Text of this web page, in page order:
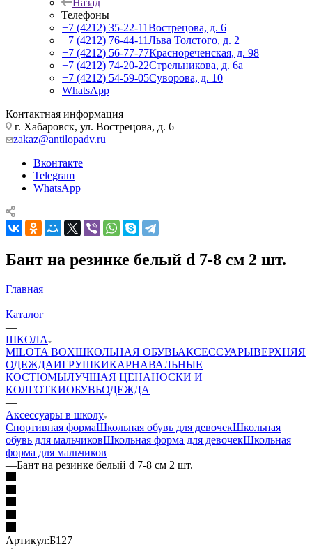
Назад
Телефоны
+7 (4212) 35-22-11Вострецова, д. 6
+7 (4212) 76-44-11Льва Толстого, д. 2
+7 (4212) 56-77-77Краснореченская, д. 98
+7 (4212) 74-20-22Стрельникова, д. 6а
+7 (4212) 54-59-05Суворова, д. 10
WhatsApp
Контактная информация
г. Хабаровск, ул. Вострецова, д. 6
zakaz@antilopadv.ru
Вконтакте
Telegram
WhatsApp
Бант на резинке белый d 7-8 см 2 шт.
Главная
—
Каталог
—
ШКОЛА
MILOTA BOXШКОЛЬНАЯ ОБУВЬАКСЕССУАРЫВЕРХНЯЯ
ОДЕЖДАИГРУШКИКАРНАВАЛЬНЫЕ
КОСТЮМЫЛУЧШАЯ ЦЕНАНОСКИ И
КОЛГОТКИОБУВЬОДЕЖДА
—
Аксессуары в школу
Спортивная формаШкольная обувь для девочекШкольная
обувь для мальчиковШкольная форма для девочекШкольная
форма для мальчиков
—Бант на резинке белый d 7-8 см 2 шт.
Артикул:Б127